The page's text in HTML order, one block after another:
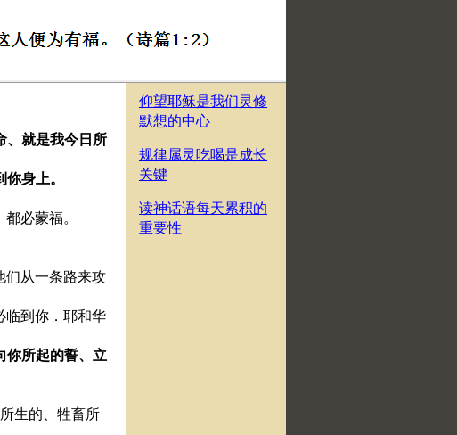
、就是我今日所
身上。
必蒙福。
们从一条路来攻
临到你．耶和华
所起的誓、立
生的、牲畜所
仰望耶稣是我们灵修
默想的中心
规律属灵吃喝是成长
关键
读神话语每天累积的
重要性